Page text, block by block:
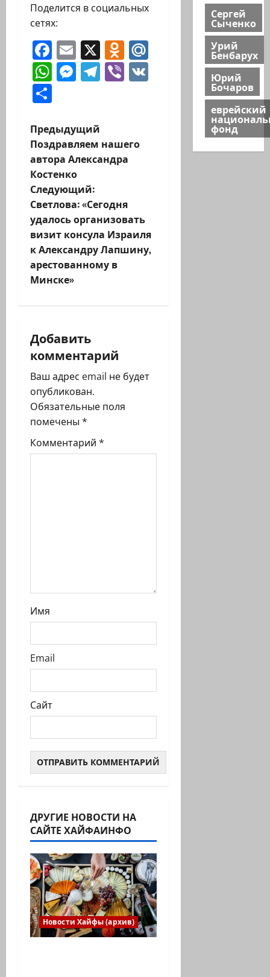
Поделится в социальных
сетях:
Facebook
Email
X Odnoklassniki
Mail.Ru
WhatsApp
Messenger
Telegram
Viber
Н
а
в
и
г
а
ц
я
з
а
п
и
с
Предыдущий
Поздравляем нашего
автора Александра
Костенко
Следующий:
Светлова: «Сегодня
удалось организовать
визит консула Израиля
к Александру Лапшину,
арестованному в
Минске»
Добавить
комментарий
Ваш адрес email не будет
опубликован.
Обязательные поля
помечены *
Комментарий *
Имя
Email
Сайт
ДРУГИЕ НОВОСТИ НА
САЙТЕ ХАЙФАИНФО
Новости Хайфы (архив)
Сергей
Сыченко
Урий
Бенбарух
Юрий
Бочаров
еврейский
фонд